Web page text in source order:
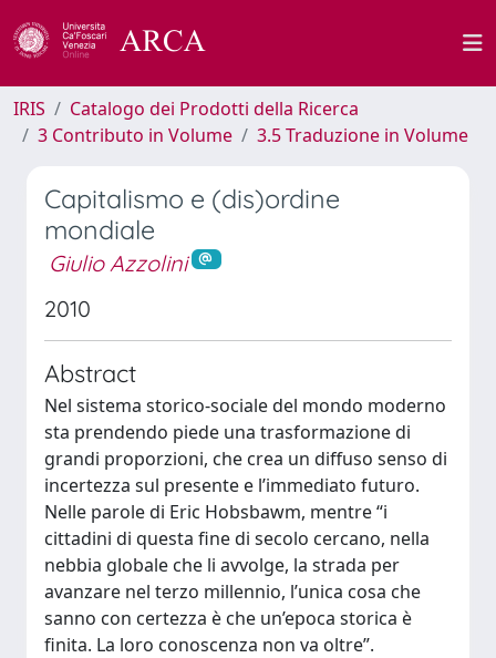
IRIS
Catalogo dei Prodotti della Ricerca
3 Contributo in Volume
3.5 Traduzione in Volume
Capitalismo e (dis)ordine
mondiale
Giulio Azzolini
2010
Abstract
Nel sistema storico-sociale del mondo moderno
sta prendendo piede una trasformazione di
grandi proporzioni, che crea un diffuso senso di
incertezza sul presente e l’immediato futuro.
Nelle parole di Eric Hobsbawm, mentre “i
cittadini di questa fine di secolo cercano, nella
nebbia globale che li avvolge, la strada per
avanzare nel terzo millennio, l’unica cosa che
sanno con certezza è che un’epoca storica è
finita. La loro conoscenza non va oltre”.